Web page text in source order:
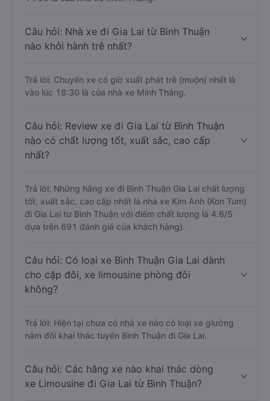
Câu hỏi: Nhà xe đi Gia Lai từ Bình Thuận
nào khởi hành trễ nhất?
Trả lời: Chuyến xe có giờ xuất phát trễ (muộn) nhất là
vào lúc 18:30 là của nhà xe Minh Thắng.
Câu hỏi: Review xe đi Gia Lai từ Bình Thuận
nào có chất lượng tốt, xuất sắc, cao cấp
nhất?
Trả lời: Những hãng xe đi Bình Thuận Gia Lai chất lượng
tốt, xuất sắc, cao cấp nhất là nhà xe Kim Anh (Kon Tum)
đi Gia Lai từ Bình Thuận với điểm chất lượng là 4.6/5
dựa trên 691 đánh giá của khách hàng).
Câu hỏi: Có loại xe Bình Thuận Gia Lai dành
cho cặp đôi, xe limousine phòng đôi
không?
Trả lời: Hiện tại chưa có nhà xe nào có loại xe giường
nằm đôi khai thác tuyến Bình Thuận đi Gia Lai.
Câu hỏi: Các hãng xe nào khai thác dòng
xe Limousine đi Gia Lai từ Bình Thuận?